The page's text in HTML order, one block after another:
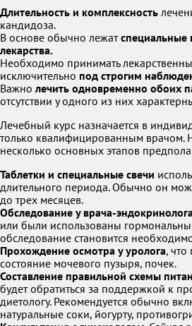
Длительность и комплексность
кандидоза.
В основе обычно лежатспециальные
лекарства.
Необходимо принимать
исключительно под строгим
Важнолечить одновременно обоих
отсутствии у одного из них
Лечебный курс назначается в
только квалифицированным врачом.
несколько основных этапов
Таблетки и специальные свечи
длительного периода. Обычно он
до трех месяцев.
Обследование у врача-
или были использованы
обследование становится
Прохождение осмотра у уролога, что
состояние мочевого пузыря, почек.
Составление правильной схемы
будет обратиться за поддержкой к
диетологу. Рекомендуется обычно
натуральные соки, йогурту,